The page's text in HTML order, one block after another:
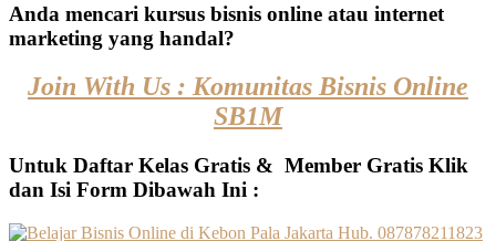
Anda mencari kursus bisnis online atau internet
marketing yang handal?
Join With Us : Komunitas Bisnis Online
SB1M
Untuk Daftar Kelas Gratis & Member Gratis Klik
dan Isi Form Dibawah Ini :